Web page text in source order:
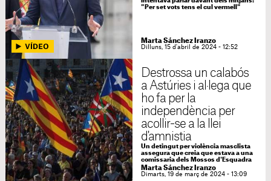
"Per set vots tens el cul vermell"
Marta Sánchez Iranzo
Dilluns, 15 d'abril de 2024 - 12:52
Destrossa un calabós
a Astúries i al·lega que
ho fa per la
independència per
acollir-se a la llei
d'amnistia
Un detingut per violència masclista
assegura que creia que estava a una
comissaria dels Mossos d'Esquadra
Marta Sánchez Iranzo
Dimarts, 19 de març de 2024 - 13:09